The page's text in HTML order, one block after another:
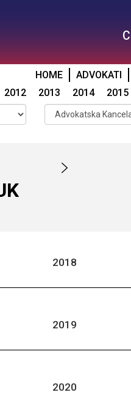
HOME ADVOKATI
2015
2014
2013
2012
2018
2019
2020